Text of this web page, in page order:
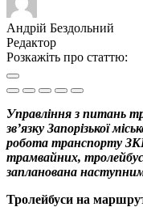
Андрій Бездольний
Редактор
Розкажіть про статтю:
Управління з питань
зв’язку Запорізької
робота транспорту
трамвайних,
запланована
Тролейбуси на